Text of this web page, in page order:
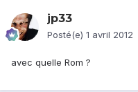
jp33
Posté(e) 1 avril 2012
avec quelle Rom ?